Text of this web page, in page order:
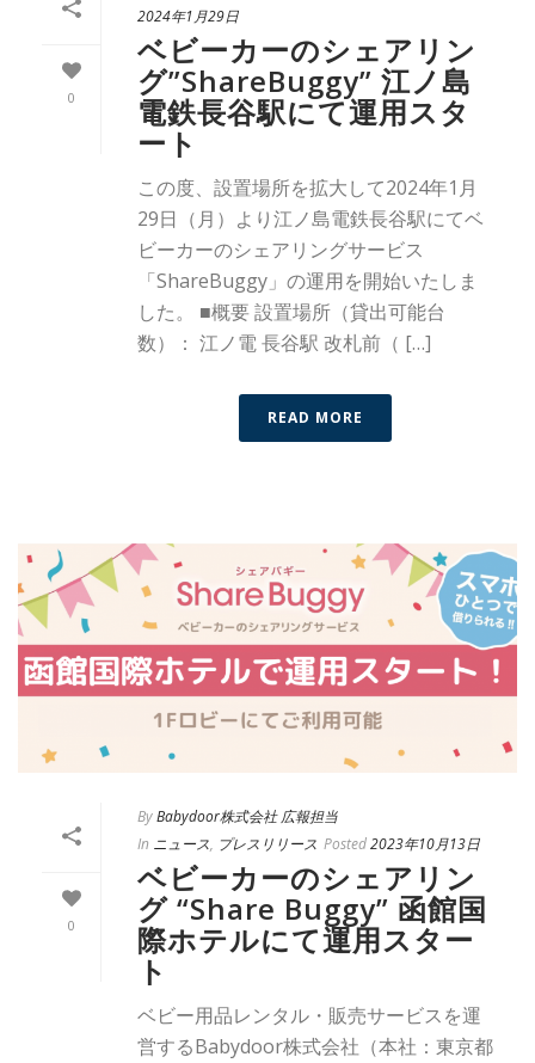
0
2024年1月29日
ベビーカーのシェアリン
グ”ShareBuggy” 江ノ島
電鉄長谷駅にて運用スタ
ート
この度、設置場所を拡大して2024年1月
29日（月）より江ノ島電鉄長谷駅にてベ
ビーカーのシェアリングサービス
「ShareBuggy」の運用を開始いたしま
した。 ■概要 設置場所（貸出可能台
数）： 江ノ電 長谷駅 改札前（ […]
READ MORE
0
ByBabydoor株式会社 広報担当
In ニュース, プレスリリース Posted2023年10月13日
ベビーカーのシェアリン
グ “Share Buggy” 函館国
際ホテルにて運用スター
ト
ベビー用品レンタル・販売サービスを運
営するBabydoor株式会社（本社：東京都